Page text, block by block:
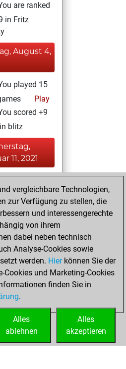
are ranked
in Fritz
August 4,
played 15
Play
scored +9
blitz
11, 2021
of 128
Fritz
a new Elo
24,
created
account
vergleichbare Technologien,
zur Verfügung zu stellen, die
und interessengerechte
von ihrem
dabei neben technisch
Analyse-Cookies sowie
werden. Hierkönnen Sie der
Cookies und Marketing-Cookies
finden Sie in
.
Alles
akzeptieren
Alles
ablehnen